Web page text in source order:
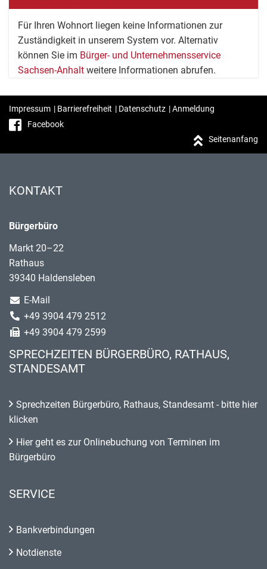
Für Ihren Wohnort liegen keine Informationen zur
Zuständigkeit in unserem System vor. Alternativ
können Sie im Bürger- und Unternehmensservice
Sachsen-Anhalt weitere Informationen abrufen.
Impressum | Barrierefreiheit | Datenschutz |Anmeldung
Facebook
Seitenanfang
KONTAKT
Bürgerbüro
Markt 20–22
Rathaus
39340 Haldensleben
E-Mail
+49 3904 479 2512
+49 3904 479 2599
SPRECHZEITEN BÜRGERBÜRO, RATHAUS,
STANDESAMT
Sprechzeiten Bürgerbüro, Rathaus, Standesamt - bitte hier
klicken
Hier geht es zur Onlinebuchung von Terminen im
Bürgerbüro
SERVICE
Bankverbindungen
Notdienste